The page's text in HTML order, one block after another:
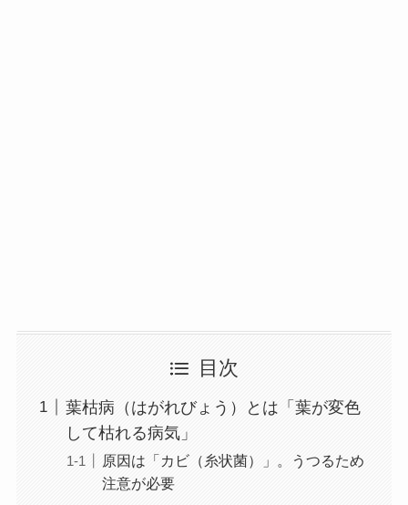
目次
葉枯病（はがれびょう）とは「葉が変色
して枯れる病気」
原因は「カビ（糸状菌）」。うつるため
注意が必要